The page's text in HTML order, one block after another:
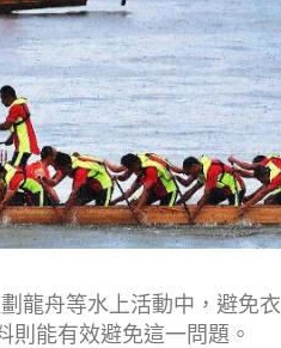
龍舟等水上活動中，避免
能有效避免這一問題。